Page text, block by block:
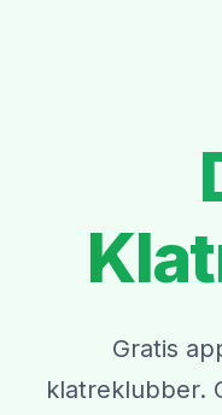
Gratis
klatreklubber.